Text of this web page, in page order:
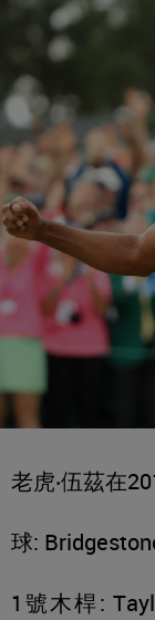
老虎‧伍茲在
球:
1號木桿: